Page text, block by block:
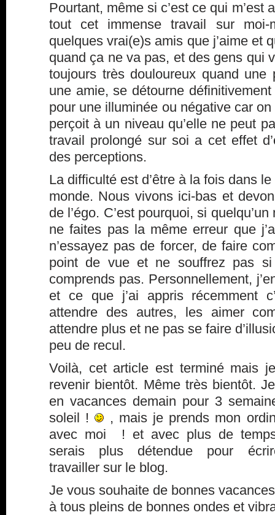
Pourtant, même si c’est ce qui m’est
tout cet immense travail sur moi-
quelques vrai(e)s amis que j’aime et
quand ça ne va pas, et des gens qui
toujours très douloureux quand une
une amie, se détourne
pour une illuminée ou négative car
perçoit à un niveau qu’elle ne peut
travail prolongé sur soi a cet effet
des perceptions.
La difficulté est d’être à la fois dans
monde. Nous vivons ici-bas et
de l’égo. C’est pourquoi, si
ne faites pas la même erreur que
n’essayez pas de forcer, de faire
point de vue et ne souffrez pas
comprends pas. Personnellement,
et ce que j’ai appris récemment
attendre des autres, les aimer
attendre plus et ne pas se faire
peu de recul.
Voilà, cet article est terminé mais
revenir bientôt. Même très bientôt.
en vacances demain pour 3
soleil !
, mais je prends mon
avec moi ! et avec plus de
serais plus détendue pour
travailler sur le blog.
Je vous souhaite de bonnes
à tous pleins de bonnes ondes et